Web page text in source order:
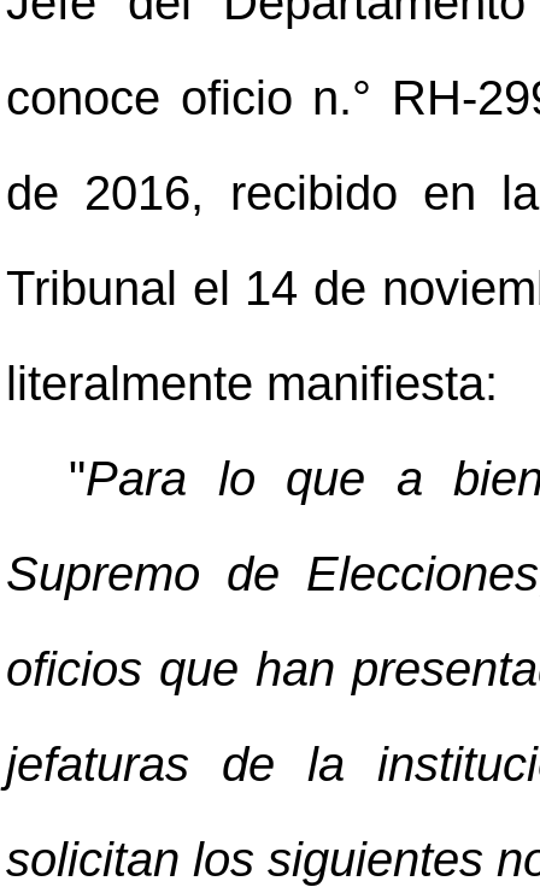
conoce oficio n.° RH-
de 2016, recibido en
Tribunal el 14 de
literalmente manifiesta:
"Para lo que a
Supremo de
oficios que han
jefaturas de la
solicitan los siguientes